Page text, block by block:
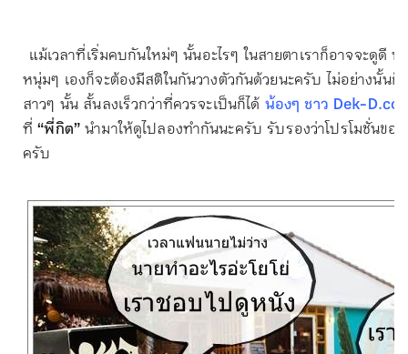
แม้เวลาที่เริ่มคบกันใหม่ๆ นั้นอะไรๆ ในสายตาเราก็อาจจะดูดี
หนุ่มๆ เองก็จะต้องมีสติในกันวางตัวกันด้วยนะครับ ไม่อย่างนั้นก็
สาวๆ นั้น สั้นลงเร็วกว่าที่ควรจะเป็นก็ได้ น้องๆ ชาว Dek-
ที่“พี่กิต”นำมาให้ดูไปลองทำกันนะครับ รับรองว่าโปรโมชั่นขอ
ครับ